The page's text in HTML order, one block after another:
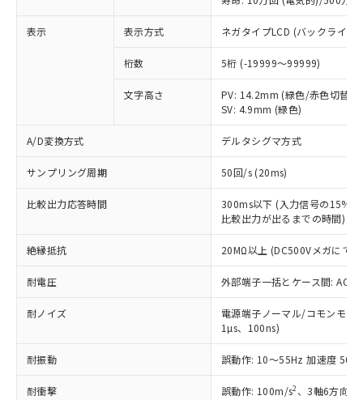
表示 表示方式 ネガタイプLCD (バックライト
桁数 5桁 (-19999～99999)
文字高さ
PV: 14.2mm (緑色/赤色切替)
SV: 4.9mm (緑色)
A/D変換方式 デルタシグマ方式
サンプリング周期 50回/s (20ms)
比較出力応答時間
300ms以下 (入力信号の15%
比較出力が出るまでの時間)
絶縁抵抗 20MΩ以上 (DC500Vメガにて)
耐電圧 外部端子一括とケース間:
耐ノイズ
電源端子ノーマル/コモンモ
1µs、100ns)
耐振動 誤動作: 10～55Hz 加速度
耐衝撃 誤動作: 100m/s2 、3軸6方向
商品の当社在庫状況および標準価格
(税抜)を提供させていただくもので
当社制御機器事業取扱商品の中には、
本サービスの対象外となる商品もある
ことをご了承ください。
在庫状況および標準価格照会結果は、
記載している更新日時点での社内デー
タに基づき作成されるものであり、閲
覧された時点での実際の在庫および標
準価格とは異なる場合があることをご
了承ください。
正式な納期状況および標準価格はお客
様のお取引先、またはお客様担当のオ
ムロン制御機器販売店・当社販売員に
オムロン制御機器販売店や当社販売拠
在庫状況および標準価格結果を当社の
事前の承諾なく第三者に漏洩または開
示しないようお願いします。
マイパーツ機能（部品リスト作成サー
非含有の対応状況を調査中または確認中の
非該当品：ライセンス料など無形物で、有
害物質有無と関係のない商品です。
仕入先様の事情により、非含有部品として
いたものが、含有品と判明した場合などや
むを得ず変更することがあります。
*EU RoHS指令（10物質）：
鉛(Pb) 1000ppm以下、 水銀(Hg) 1000ppm以下、 カド
ミウム(Cd) 100ppm以下、
六価クロム(Cr(Ⅵ)) 1000ppm以下、ポリ臭化ビフェニル
類(PBB) 1000ppm以下、ポリ臭化ジフェニルエーテル類
(PBDE) 1000ppm以下、フタル酸ビス(2-エチルヘキシ
ル) (DEHP)(別名：DOP) 1000ppm以下、フタル酸ブチ
ルベンジル（BBP） 1000ppm以下、フタル酸ジブチル
(DIBP) 1000ppm以下
但し、RoHS指令で産業用監視および制御機器に対する
フタル酸エステル類の４物質については閾値を超える意
図的な使用がないことを確認しています。
「○」：最大均質材料含有率が中国RoHSの
基準値以下であることを示します。
「×」：最大均質材料含有率が中国RoHSの
基準値を超えていることを示します。
「－」：未確認です。当社販売部門へお問
*中国RoHS10物質の基準値 (GB/T26572)：
Pb(鉛) :1000ppm、 Hg(水銀) : 1000ppm、 Cd(カドミウ
ム) : 100ppm、
ニル類) : 1000ppm、 PBDEs(ポリ臭化ジフェニルエーテ
ル) : 1000ppm、
DEHP(フタル酸ビス(2-エチルヘキシル)) : 1000ppm
※2 環境保護使用期限
「ｅ」：有害物質（10物質）のすべてが基
準値以下であることを示します。
当社は、これら貴社製品のうち、外国
為替および外国貿易法に定める商品
（以下｢規制貨物等」という）を輸出
または国外への提供する場合は、日本
可)を取得するなどの必要な手続きを
とります。
当社は規制貨物を破棄する場合は、完
全に破砕するなど、違法に輸出されな
いよう必要な手段を講じます。
当社は貴社製品を、核兵器、ミサイ
ル、化学兵器、生物兵器またはその他
武器並びにこれらの製造装置等に一切
当社は、貴社製品を第三者に販売する
該第三者に通知します。また当社は、
販売先および販売に係わる関係者が違
記
号
○ 一定数以上の在庫あり
一定数には満たないが在庫あり
在庫なし(最新の在庫状況につ
いては、お客様のお取引先、ま
たはお客様担当のオムロン制御
機器販売店・当社販売員にご確
受注生産機種、また在庫状況の